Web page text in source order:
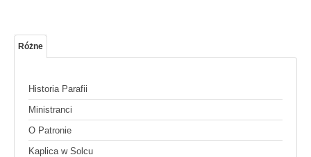
Różne
Historia Parafii
Ministranci
O Patronie
Kaplica w Solcu